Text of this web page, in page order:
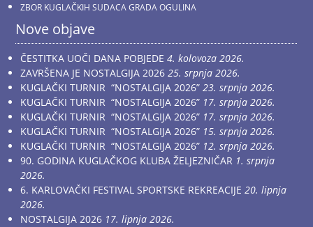
ZBOR KUGLAČKIH SUDACA GRADA OGULINA
Nove objave
ČESTITKA UOČI DANA POBJEDE 4. kolovoza 2026.
ZAVRŠENA JE NOSTALGIJA 2026 25. srpnja 2026.
KUGLAČKI TURNIR “NOSTALGIJA 2026” 23. srpnja 2026.
KUGLAČKI TURNIR “NOSTALGIJA 2026” 17. srpnja 2026.
KUGLAČKI TURNIR “NOSTALGIJA 2026” 17. srpnja 2026.
KUGLAČKI TURNIR “NOSTALGIJA 2026” 15. srpnja 2026.
KUGLAČKI TURNIR “NOSTALGIJA 2026” 12. srpnja 2026.
90. GODINA KUGLAČKOG KLUBA ŽELJEZNIČAR 1. srpnja
2026.
6. KARLOVAČKI FESTIVAL SPORTSKE REKREACIJE 20. lipnja
2026.
NOSTALGIJA 2026 17. lipnja 2026.